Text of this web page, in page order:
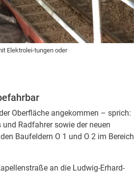
Elektrolei-tungen oder
Oberfläche angekommen – sprich:
Radfahrer sowie der neuen
Baufeldern O 1 und O 2 im Bereich
an die Ludwig-Erhard-